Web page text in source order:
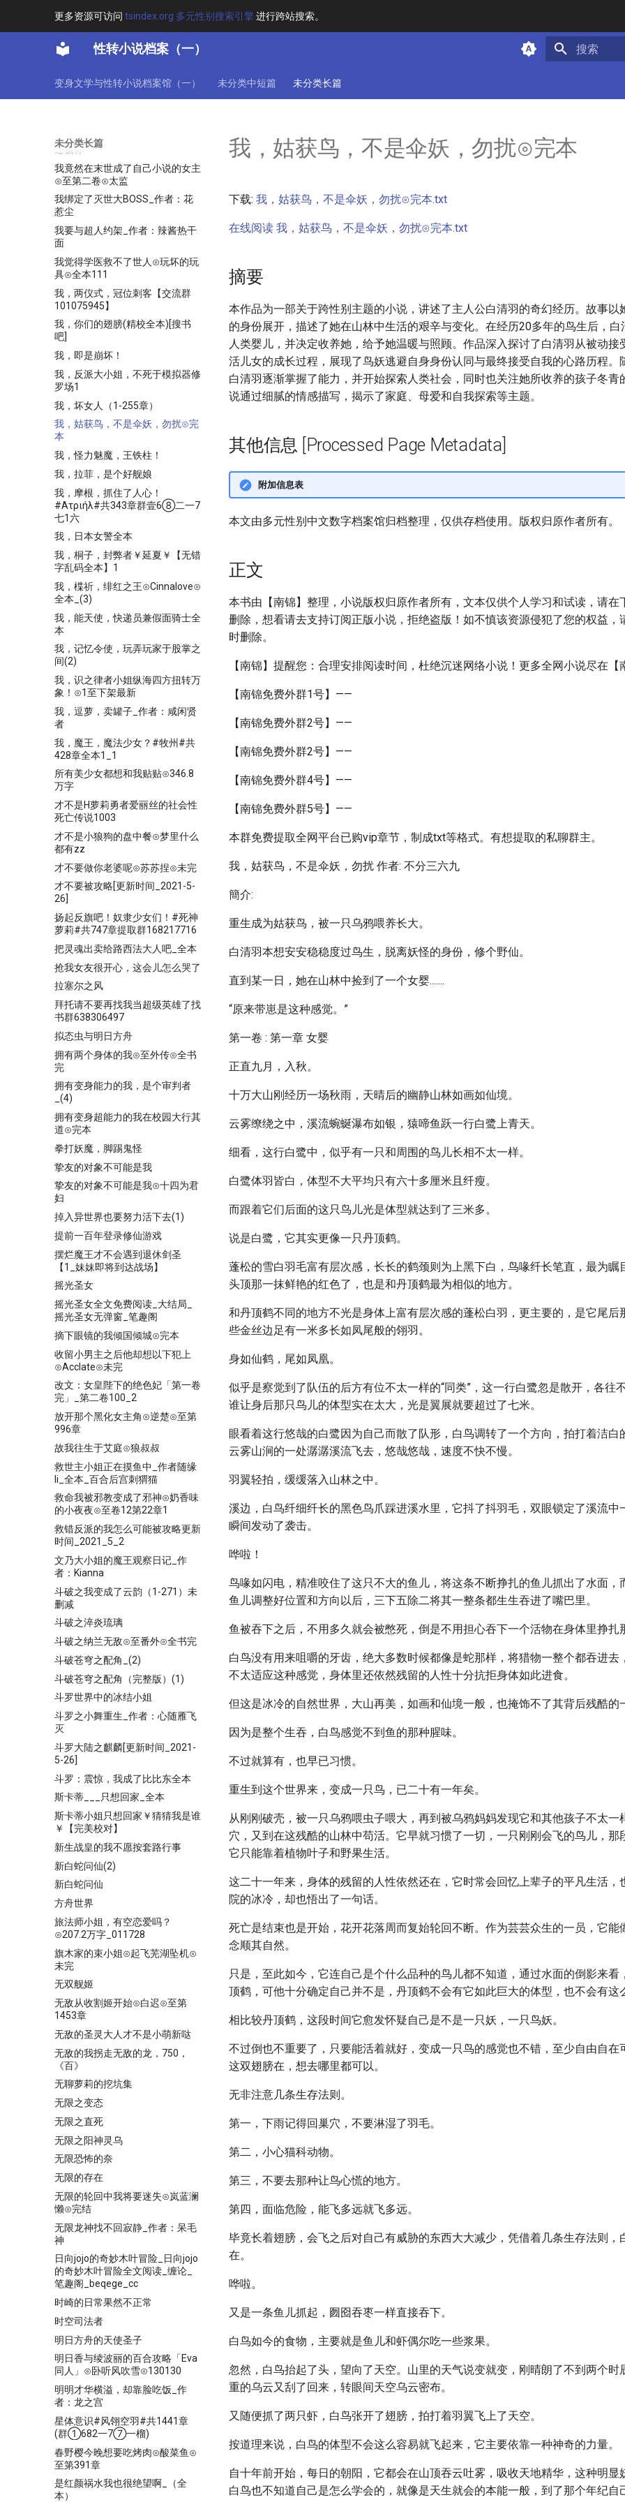
更多资源可访问 tsindex.org 多元性别搜索引擎进行跨站搜索。
性转小说档案（一）
变身文学与性转小说档案馆（一） 未分类中短篇 未分类长篇
未分类长篇
虎蹦蹦跳跳⊙未完
我的火影忍者果然有问题最新章节
新百强小说
我真不是NPC
我真没有开变声器_作者：我没想
过骗你
我竟然在末世成了自己小说的女主
⊙至第二卷⊙太监
我绑定了灭世大BOSS_作者：花
惹尘
我要与超人约架_作者：辣酱热干
面
我觉得学医救不了世人⊙玩坏的玩
具⊙全本111
我，两仪式，冠位刺客【交流群
101075945】
我，你们的翅膀(精校全本)[搜书
吧]
我，即是崩坏！
我，反派大小姐，不死于模拟器修
罗场1
我，坏女人（1-255章）
我，姑获鸟，不是伞妖，勿扰⊙完
本
我，怪力魅魔，王铁柱！
我，拉菲，是个好舰娘
我，摩根，抓住了人心！
#Ατριήλ#共343章群壹6⑧二一7
七1六
我，日本女警全本
我，桐子，封弊者￥延夏￥【无错
字乱码全本】1
我，楪祈，绯红之王⊙Cinnalove⊙
全本_(3)
我，能天使，快递员兼假面骑士全
本
我，记忆令使，玩弄玩家于股掌之
间(2)
我，识之律者小姐纵海四方扭转万
象！⊙1至下架最新
我，逗萝，卖罐子_作者：咸闲贤
者
我，魔王，魔法少女？#牧州#共
428章全本1_1
所有美少女都想和我贴贴⊙346.8
万字
才不是H萝莉勇者爱丽丝的社会性
死亡传说1003
才不是小狼狗的盘中餐⊙梦里什么
都有zz
才不要做你老婆呢⊙苏苏捏⊙未完
才不要被攻略[更新时间_2021-5-
26]
扬起反旗吧！奴隶少女们！#死神
萝莉#共747章提取群168217716
把灵魂出卖给路西法大人吧_全本
抢我女友很开心，这会儿怎么哭了
拉塞尔之风
拜托请不要再找我当超级英雄了找
书群638306497
拟态虫与明日方舟
拥有两个身体的我⊙至外传⊙全书
完
拥有变身能力的我，是个审判者
_(4)
拥有变身超能力的我在校园大行其
道⊙完本
拳打妖魔，脚踢鬼怪
挚友的对象不可能是我
挚友的对象不可能是我⊙十四为君
妇
掉入异世界也要努力活下去(1)
提前一百年登录修仙游戏
摆烂魔王才不会遇到退休剑圣
【1_妹妹即将到达战场】
摇光圣女
摇光圣女全文免费阅读_大结局_
摇光圣女无弹窗_笔趣阁
摘下眼镜的我倾国倾城⊙完本
收留小男主之后他却想以下犯上
⊙Acclate⊙未完
改文：女皇陛下的绝色妃「第一卷
完」_第二卷100_2
放开那个黑化女主角⊙逆楚⊙至第
996章
故我往生于艾庭⊙狼叔叔
救世主小姐正在摸鱼中_作者随缘
li_全本_百合后宫刺猬猫
救命我被邪教变成了邪神⊙奶香味
的小夜夜⊙至卷12第22章1
救错反派的我怎么可能被攻略更新
时间_2021_5_2
文乃大小姐的魔王观察日记_作
者：Kianna
斗破之我变成了云韵（1-271）未
删减
斗破之淬炎琉璃
斗破之纳兰无敌⊙至番外⊙全书完
斗破苍穹之配角_(2)
斗破苍穹之配角（完整版）(1)
斗罗世界中的冰结小姐
斗罗之小舞重生_作者：心随雁飞
灭
斗罗大陆之麒麟[更新时间_2021-
5-26]
斗罗：震惊，我成了比比东全本
斯卡蒂___只想回家_全本
斯卡蒂小姐只想回家￥猜猜我是谁
￥【完美校对】
新生战皇的我不愿按套路行事
新白蛇问仙(2)
新白蛇问仙
方舟世界
旅法师小姐，有空恋爱吗？
⊙207.2万字_011728
旗木家的束小姐⊙起飞芜湖坠机⊙
未完
无双舰姬
无敌从收割姬开始⊙白迟⊙至第
1453章
无敌的圣灵大人才不是小萌新哒
无敌的我拐走无敌的龙，750，
《百》
无聊萝莉的挖坑集
无限之变态
无限之直死
无限之阳神灵乌
无限恐怖的奈
无限的存在
无限的轮回中我将要迷失⊙岚蓝澜
懒⊙完结
无限龙神找不回寂静_作者：呆毛
神
日向jojo的奇妙木叶冒险_日向jojo
的奇妙木叶冒险全文阅读_缠论_
笔趣阁_beqege_cc
时崎的日常果然不正常
时空司法者
明日方舟的天使圣子
明日香与绫波丽的百合攻略「Eva
同人」⊙卧听风吹雪⊙130130
明明才华横溢，却靠脸吃饭_作
者：龙之宫
星体意识#风翎空羽#共1441章
(群①682一7⑦一榴)
春野樱今晚想要吃烤肉⊙酸菜鱼⊙
至第391章
是红颜祸水我也很绝望啊_（全
本）
我，姑获鸟，不是伞妖，勿扰⊙完本
下载: 我，姑获鸟，不是伞妖，勿扰⊙完本.txt
在线阅读 我，姑获鸟，不是伞妖，勿扰⊙完本.txt
摘要
本作品为一部关于跨性别主题的小说，讲述了主人公白清羽的奇幻经历。故事以
的身份展开，描述了她在山林中生活的艰辛与变化。在经历20多年的鸟生后，白
人类婴儿，并决定收养她，给予她温暖与照顾。作品深入探讨了白清羽从被动接
活儿女的成长过程，展现了鸟妖逃避自身身份认同与最终接受自我的心路历程。
白清羽逐渐掌握了能力，并开始探索人类社会，同时也关注她所收养的孩子冬青
说通过细腻的情感描写，揭示了家庭、母爱和自我探索等主题。
其他信息 [Processed Page Metadata]
附加信息表
本文由多元性别中文数字档案馆归档整理，仅供存档使用。版权归原作者所有。
正文
本书由【南锦】整理，小说版权归原作者所有，文本仅供个人学习和试读，请在
删除，想看请去支持订阅正版小说，拒绝盗版！如不慎该资源侵犯了您的权益，
时删除。
【南锦】提醒您：合理安排阅读时间，杜绝沉迷网络小说！更多全网小说尽在【
【南锦免费外群1号】——
【南锦免费外群2号】——
【南锦免费外群2号】——
【南锦免费外群4号】——
【南锦免费外群5号】——
本群免费提取全网平台已购vip章节，制成txt等格式。有想提取的私聊群主。
我，姑获鸟，不是伞妖，勿扰 作者: 不分三六九
簡介:
重生成为姑获鸟，被一只乌鸦喂养长大。
白清羽本想安安稳稳度过鸟生，脱离妖怪的身份，修个野仙。
直到某一日，她在山林中捡到了一个女婴.......
“原来带崽是这种感觉。”
第一卷 : 第一章 女婴
正直九月，入秋。
十万大山刚经历一场秋雨，天晴后的幽静山林如画如仙境。
云雾缭绕之中，溪流蜿蜒瀑布如银，猿啼鱼跃一行白鹭上青天。
细看，这行白鹭中，似乎有一只和周围的鸟儿长相不太一样。
白鹭体羽皆白，体型不大平均只有六十多厘米且纤瘦。
而跟着它们后面的这只鸟儿光是体型就达到了三米多。
说是白鹭，它其实更像一只丹顶鹤。
蓬松的雪白羽毛富有层次感，长长的鹤颈则为上黑下白，鸟喙纤长笔直，最为瞩
头顶那一抹鲜艳的红色了，也是和丹顶鹤最为相似的地方。
和丹顶鹤不同的地方不光是身体上富有层次感的蓬松白羽，更主要的，是它尾后
些金丝边足有一米多长如凤尾般的翎羽。
身如仙鹤，尾如凤凰。
似乎是察觉到了队伍的后方有位不太一样的“同类”，这一行白鹭忽是散开，各往
谁让身后那只鸟儿的体型实在太大，光是翼展就要超过了七米。
眼看着这行悠哉的白鹭因为自己而散了队形，白鸟调转了一个方向，拍打着洁白
云雾山涧的一处潺潺溪流飞去，悠哉悠哉，速度不快不慢。
羽翼轻拍，缓缓落入山林之中。
溪边，白鸟纤细纤长的黑色鸟爪踩进溪水里，它抖了抖羽毛，双眼锁定了溪流中
瞬间发动了袭击。
哗啦！
鸟喙如闪电，精准咬住了这只不大的鱼儿，将这条不断挣扎的鱼儿抓出了水面，
鱼儿调整好位置和方向以后，三下五除二将其一整条都生生吞进了嘴巴里。
鱼被吞下之后，不用多久就会被憋死，倒是不用担心吞下一个活物在身体里挣扎
白鸟没有用来咀嚼的牙齿，绝大多数时候都像是蛇那样，将猎物一整个都吞进去
不太适应这种感觉，身体里还依然残留的人性十分抗拒身体如此进食。
但这是冰冷的自然世界，大山再美，如画和仙境一般，也掩饰不了其背后残酷的
因为是整个生吞，白鸟感觉不到鱼的那种腥味。
不过就算有，也早已习惯。
重生到这个世界来，变成一只鸟，已二十有一年矣。
从刚刚破壳，被一只乌鸦喂虫子喂大，再到被乌鸦妈妈发现它和其他孩子不太一
穴，又到在这残酷的山林中苟活。它早就习惯了一切，一只刚刚会飞的鸟儿，那
它只能靠着植物叶子和野果生活。
这二十一年来，身体的残留的人性依然还在，它时常会回忆上辈子的平凡生活，
院的冰冷，却也悟出了一句话。
死亡是结束也是开始，花开花落周而复始轮回不断。作为芸芸众生的一员，它能
念顺其自然。
只是，至此如今，它连自己是个什么品种的鸟儿都不知道，通过水面的倒影来看
顶鹤，可他十分确定自己并不是，丹顶鹤不会有它如此巨大的体型，也不会有这
相比较丹顶鹤，这段时间它愈发怀疑自己是不是一只妖，一只鸟妖。
不过倒也不重要了，只要能活着就好，变成一只鸟的感觉也不错，至少自由自在
这双翅膀在，想去哪里都可以。
无非注意几条生存法则。
第一，下雨记得回巢穴，不要淋湿了羽毛。
第二，小心猫科动物。
第三，不要去那种让鸟心慌的地方。
第四，面临危险，能飞多远就飞多远。
毕竟长着翅膀，会飞之后对自己有威胁的东西大大减少，凭借着几条生存法则，
在。
哗啦。
又是一条鱼儿抓起，囫囵吞枣一样直接吞下。
白鸟如今的食物，主要就是鱼儿和虾偶尔吃一些浆果。
忽然，白鸟抬起了头，望向了天空。山里的天气说变就变，刚晴朗了不到两个时
重的乌云又刮了回来，转眼间天空乌云密布。
又随便抓了两只虾，白鸟张开了翅膀，拍打着羽翼飞上了天空。
按道理来说，白鸟的体型不会这么容易就飞起来，它主要依靠一种神奇的力量。
自十年前开始，每日的朝阳，它都会在山顶吞云吐雾，吸收天地精华，这种明显
白鸟也不知道自己是怎么学会的，就像是天生就会的本能一般，到了那个年纪自